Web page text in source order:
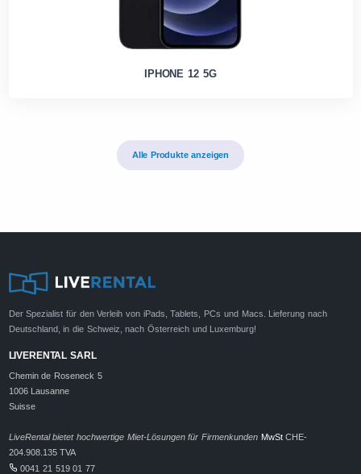
IPHONE 12 5G
Alle Produkte anzeigen
Der Spezialist für den Verleih von iPads, Tablets, PCs und Macs. Lieferung nach
Deutschland, in die Schweiz, nach Österreich und Luxemburg!
LIVERENTAL SARL
Chemin de Roseneck 5
1006 Lausanne
Suisse
LiveRental bietet hochwertige Miet-Lösungen für Firmenkunden MwStCHE-
204.908.135 TVA
0041 21 519 01 77